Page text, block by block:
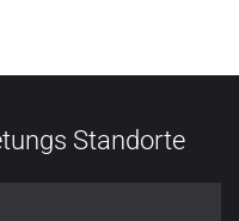
Standorte